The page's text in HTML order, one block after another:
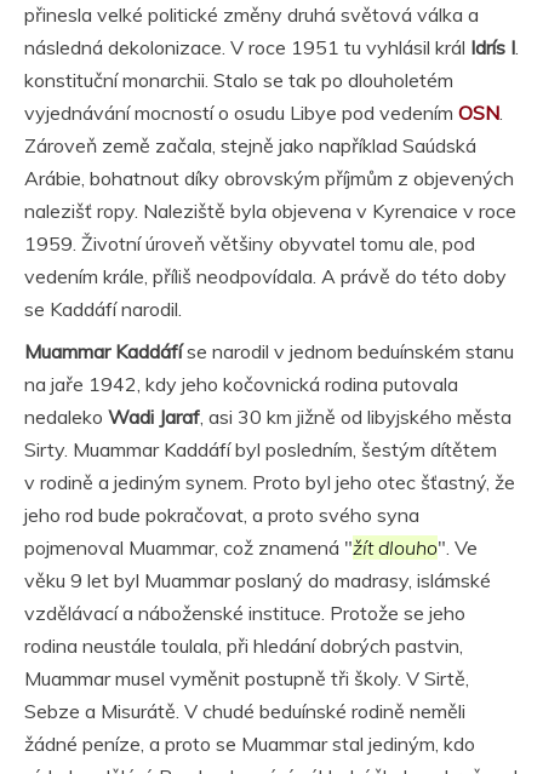
přinesla velké politické změny druhá světová válka a
následná dekolonizace. V roce 1951 tu vyhlásil král Idrís I
konstituční monarchii. Stalo se tak po dlouholetém
vyjednávání mocností o osudu Libye pod vedením OSN
Zároveň země začala, stejně jako například Saúdská
Arábie, bohatnout díky obrovským příjmům z objevených
nalezišť ropy. Naleziště byla objevena v Kyrenaice v roce
1959. Životní úroveň většiny obyvatel tomu ale, pod
vedením krále, příliš neodpovídala. A právě do této doby
se Kaddáfí narodil.
Muammar Kaddáfíse narodil v jednom beduínském stanu
na jaře 1942, kdy jeho kočovnická rodina putovala
nedaleko Wadi Jaraf , asi 30 km jižně od libyjského města
Sirty. Muammar Kaddáfí byl posledním, šestým dítětem
v rodině a jediným synem. Proto byl jeho otec šťastný, že
jeho rod bude pokračovat, a proto svého syna
pojmenoval Muammar, což znamená "žít dlouho". Ve
věku 9 let byl Muammar poslaný do madrasy, islámské
vzdělávací a náboženské instituce. Protože se jeho
rodina neustále toulala, při hledání dobrých pastvin,
Muammar musel vyměnit postupně tři školy. V Sirtě,
Sebze a Misurátě. V chudé beduínské rodině neměli
žádné peníze, a proto se Muammar stal jediným, kdo